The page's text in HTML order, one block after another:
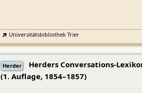
Universitätsbibliothek Trier
Herder
Herders Conversations-
(1. Auflage, 1854–1857)